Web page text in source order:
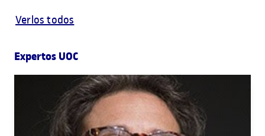
Verlos todos
Expertos UOC